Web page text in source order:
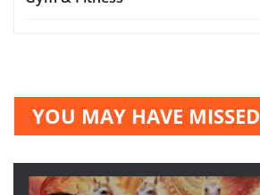
YOU MAY HAVE MISSED